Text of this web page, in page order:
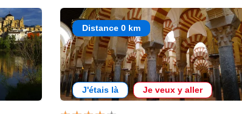
Distance 0 km
J'étais là Je veux y aller